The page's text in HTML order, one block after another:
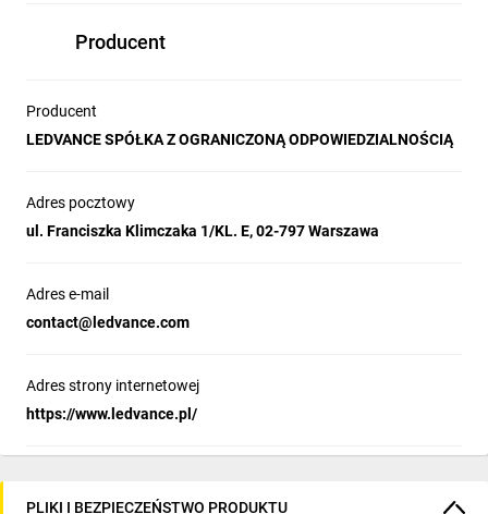
Producent
Producent
LEDVANCE SPÓŁKA Z OGRANICZONĄ ODPOWIEDZIALNOŚCIĄ
Adres pocztowy
ul. Franciszka Klimczaka 1/KL. E, 02-797 Warszawa
Adres e-mail
contact@ledvance.com
Adres strony internetowej
https://www.ledvance.pl/
PLIKI I BEZPIECZEŃSTWO PRODUKTU